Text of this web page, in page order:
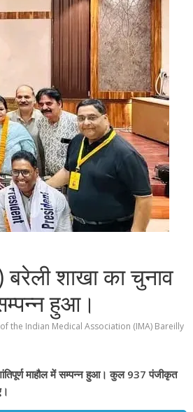
शाखा का चुनाव
हुआ।
the Indian Medical Association (IMA) Bareilly
माहौल में सम्पन्न हुआ। कुल 937 पंजीकृत